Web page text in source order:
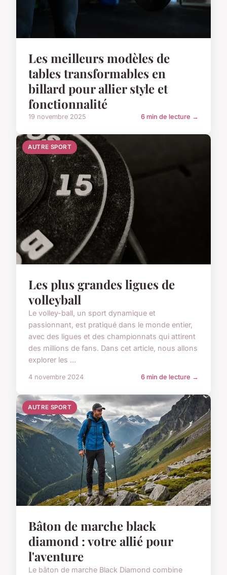
Les meilleurs modèles de
tables transformables en
billard pour allier style et
fonctionnalité
19 novembre 2025 6 min de lecture →
AUTRE SPORT
Les plus grandes ligues de
volleyball
Le volley-ball, un sport dynamique et
passionnant, est pratiqué dans le monde entier,
avec des ligues et des championnats qui attirent
des millions de fans. Dans cet article, nous allons
explorer les ...
4 novembre 2024 6 min de lecture →
AUTRE SPORT
Bâton de marche black
diamond : votre allié pour
l'aventure
Le bâton de marche Black Diamond combine